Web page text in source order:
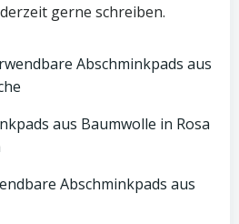
gerne schreiben.